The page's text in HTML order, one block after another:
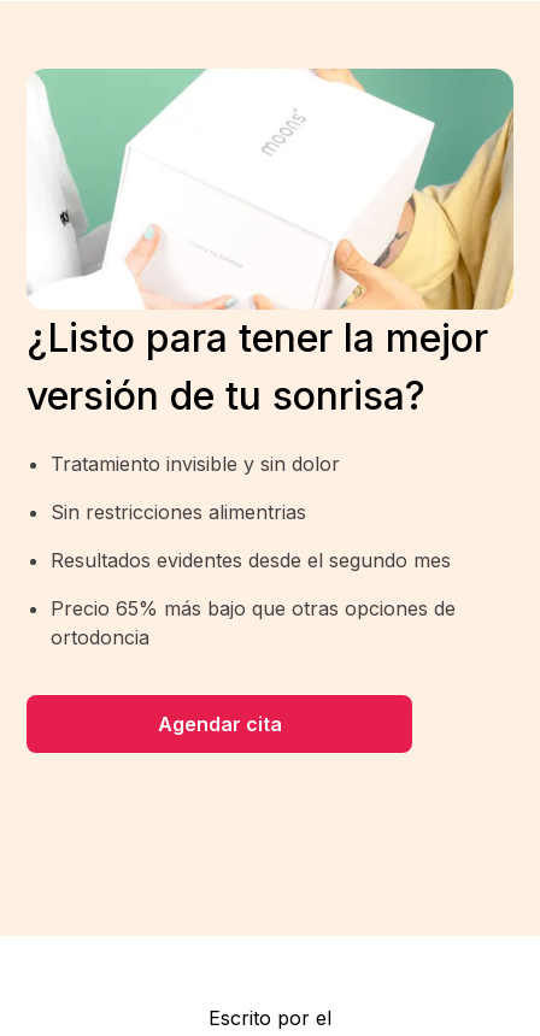
¿Listo para tener la mejor
versión de tu sonrisa?
Tratamiento invisible y sin dolor
Sin restricciones alimentrias
Resultados evidentes desde el segundo mes
Precio 65% más bajo que otras opciones de
ortodoncia
Agendar cita
Escrito por el